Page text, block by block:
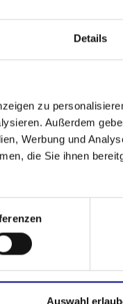
Details
zu
Außerdem
Werbung und
die Sie ihnen
Auswahl
& Front